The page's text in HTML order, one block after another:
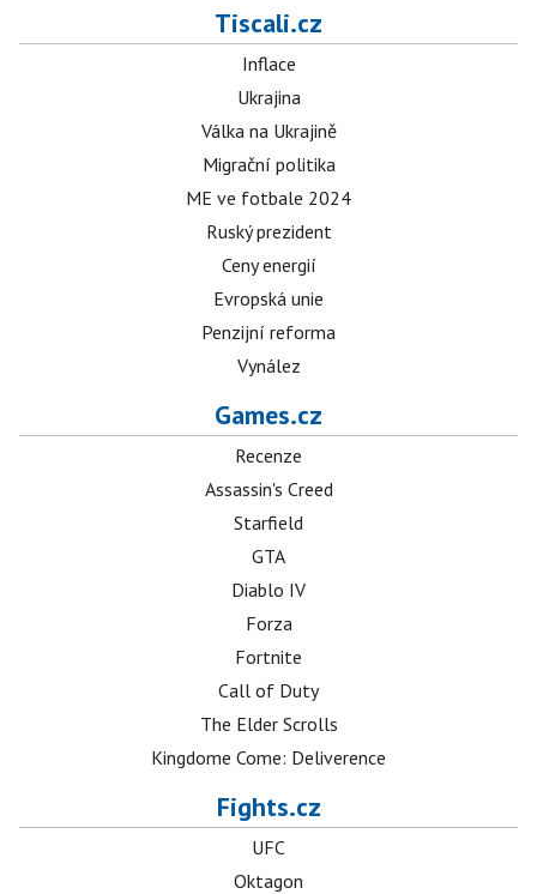
Tiscali.cz
Inflace
Ukrajina
Válka na Ukrajině
Migrační politika
ME ve fotbale 2024
Ruský prezident
Ceny energií
Evropská unie
Penzijní reforma
Vynález
Games.cz
Recenze
Assassin's Creed
Starfield
GTA
Diablo IV
Forza
Fortnite
Call of Duty
The Elder Scrolls
Kingdome Come: Deliverence
Fights.cz
UFC
Oktagon